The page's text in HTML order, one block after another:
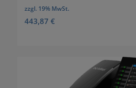
zzgl. 19% MwSt.
443,87 €